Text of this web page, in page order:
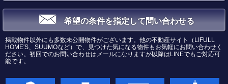
希望の条件を指定して問い合わせる
掲載物件以外にも多数未公開物件がございます。他の不動産サイト（LIFULL
HOME'S、SUUMOなど）で、見つけた気になる物件もお気軽にお問い合わせく
ださい。初回でのお問い合わせはメールになりますが以降はLINEでもご対応可
能です。